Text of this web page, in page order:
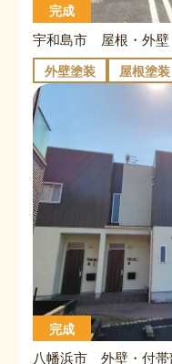
完成
宇和島市 屋根・外壁
外壁塗装 屋根塗装
完成
八幡浜市 外壁・付帯